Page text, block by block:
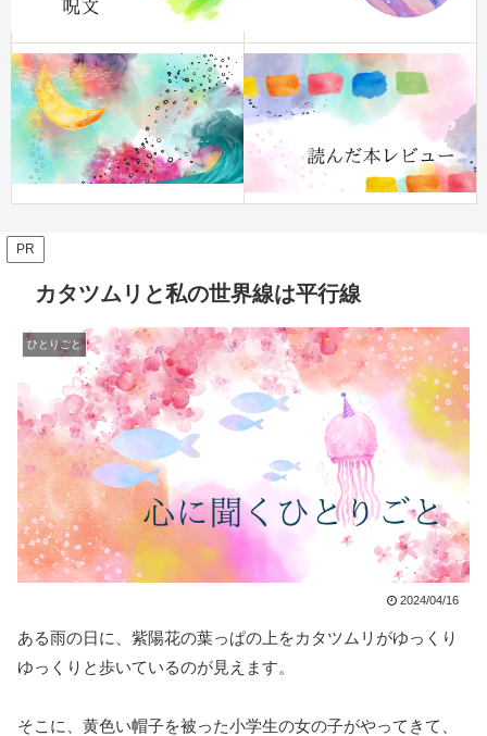
PR
カタツムリと私の世界線は平行線
ひとりごと
2024/04/16
ある雨の日に、紫陽花の葉っぱの上をカタツムリがゆっくり
ゆっくりと歩いているのが見えます。
そこに、黄色い帽子を被った小学生の女の子がやってきて、